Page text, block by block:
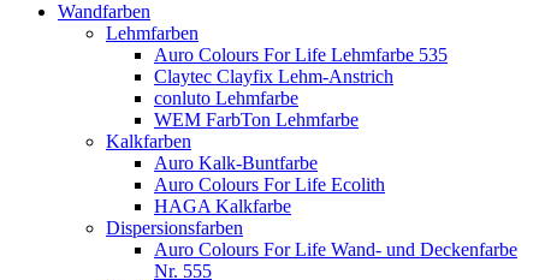
Wandfarben
Lehmfarben
Auro Colours For Life Lehmfarbe 535
Claytec Clayfix Lehm-Anstrich
conluto Lehmfarbe
WEM FarbTon Lehmfarbe
Kalkfarben
Auro Kalk-Buntfarbe
Auro Colours For Life Ecolith
HAGA Kalkfarbe
Dispersionsfarben
Auro Colours For Life Wand- und Deckenfarbe
Nr. 555